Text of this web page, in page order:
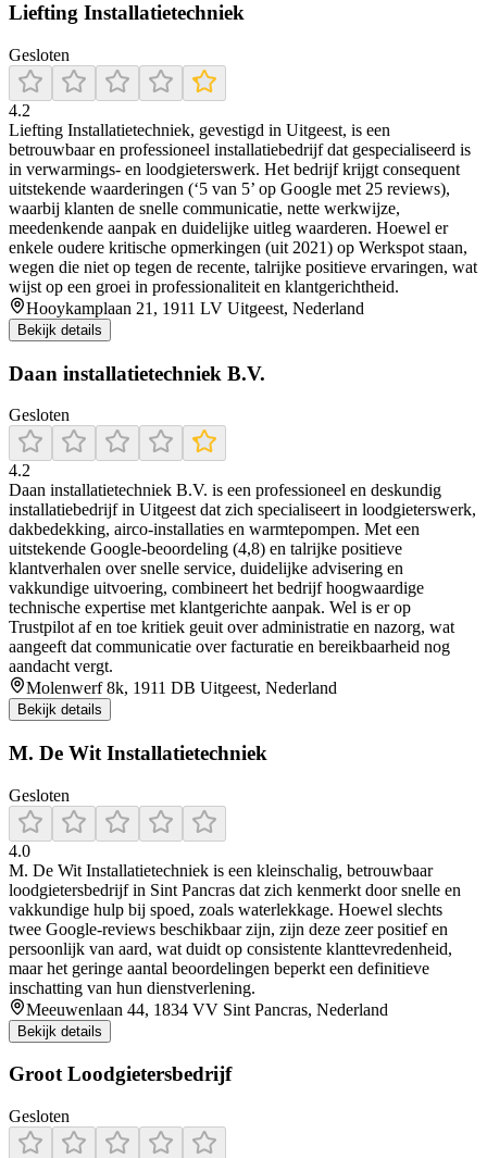
Liefting Installatietechniek
Gesloten
4.2
Liefting Installatietechniek, gevestigd in Uitgeest, is een
betrouwbaar en professioneel installatiebedrijf dat gespecialiseerd is
in verwarmings- en loodgieterswerk. Het bedrijf krijgt consequent
uitstekende waarderingen (‘5 van 5’ op Google met 25 reviews),
waarbij klanten de snelle communicatie, nette werkwijze,
meedenkende aanpak en duidelijke uitleg waarderen. Hoewel er
enkele oudere kritische opmerkingen (uit 2021) op Werkspot staan,
wegen die niet op tegen de recente, talrijke positieve ervaringen, wat
wijst op een groei in professionaliteit en klantgerichtheid.
Hooykamplaan 21, 1911 LV Uitgeest, Nederland
Bekijk details
Daan installatietechniek B.V.
Gesloten
4.2
Daan installatietechniek B.V. is een professioneel en deskundig
installatiebedrijf in Uitgeest dat zich specialiseert in loodgieterswerk,
dakbedekking, airco-installaties en warmtepompen. Met een
uitstekende Google-beoordeling (4,8) en talrijke positieve
klantverhalen over snelle service, duidelijke advisering en
vakkundige uitvoering, combineert het bedrijf hoogwaardige
technische expertise met klantgerichte aanpak. Wel is er op
Trustpilot af en toe kritiek geuit over administratie en nazorg, wat
aangeeft dat communicatie over facturatie en bereikbaarheid nog
aandacht vergt.
Molenwerf 8k, 1911 DB Uitgeest, Nederland
Bekijk details
M. De Wit Installatietechniek
Gesloten
4.0
M. De Wit Installatietechniek is een kleinschalig, betrouwbaar
loodgietersbedrijf in Sint Pancras dat zich kenmerkt door snelle en
vakkundige hulp bij spoed, zoals waterlekkage. Hoewel slechts
twee Google-reviews beschikbaar zijn, zijn deze zeer positief en
persoonlijk van aard, wat duidt op consistente klanttevredenheid,
maar het geringe aantal beoordelingen beperkt een definitieve
inschatting van hun dienstverlening.
Meeuwenlaan 44, 1834 VV Sint Pancras, Nederland
Bekijk details
Groot Loodgietersbedrijf
Gesloten